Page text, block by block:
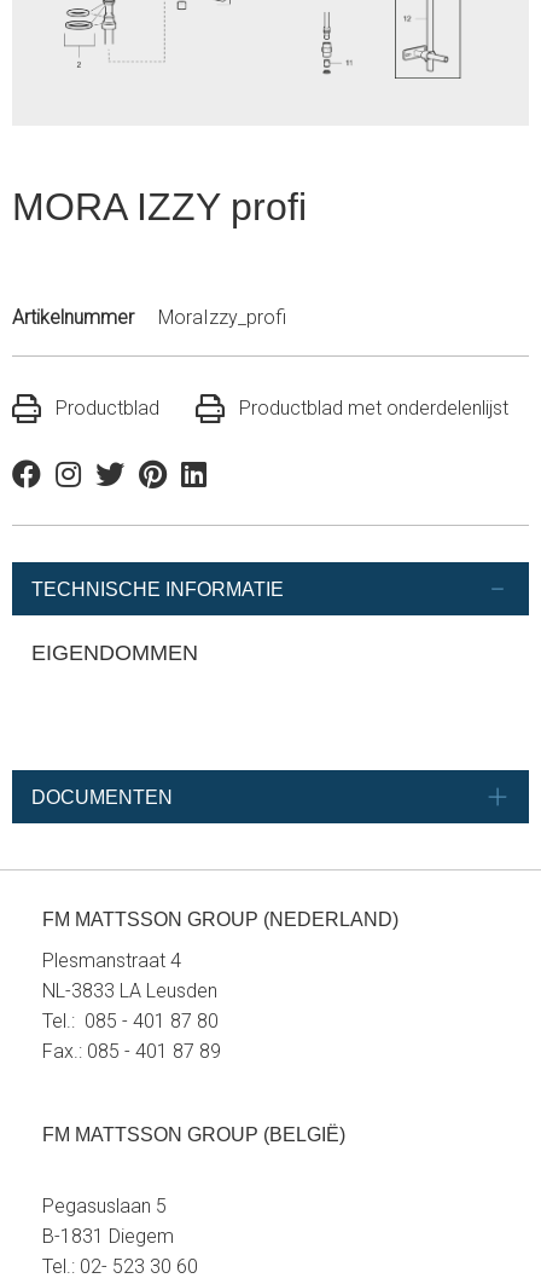
MORA IZZY profi
Artikelnummer MoraIzzy_profi
Productblad Productblad met onderdelenlijst
FacebookInstagram
TwitterPinterestLinkedin
TECHNISCHE INFORMATIE
EIGENDOMMEN
DOCUMENTEN
FM MATTSSON GROUP (NEDERLAND)
Plesmanstraat 4
NL-3833 LA Leusden
Tel.: 085 - 401 87 80
Fax.: 085 - 401 87 89
FM MATTSSON GROUP (BELGIË)
Pegasuslaan 5
B-1831 Diegem
Tel.: 02- 523 30 60